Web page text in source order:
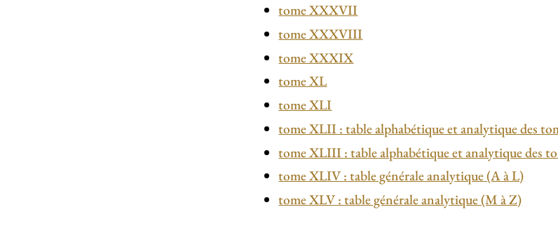
tome XXXVII
tome XXXVIII
tome XXXIX
tome XL
tome XLI
tome XLII : table alphabétique et analytique des
tome XLIII : table alphabétique et analytique des
tome XLIV : table générale analytique (A à L)
tome XLV : table générale analytique (M à Z)